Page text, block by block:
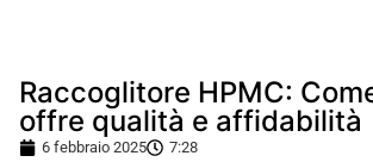
Raccoglitore HPMC:
offre qualità e affidabilità
6 febbraio 2025 7:28